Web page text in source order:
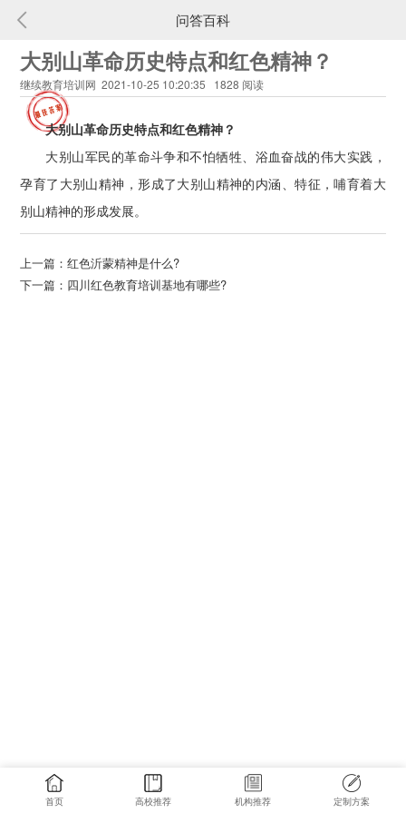
问答百科
大别山革命历史特点和红色精神？
继续教育培训网 2021-10-25 10:20:35 1828 阅读
大别山革命历史特点和红色精神？
大别山军民的革命斗争和不怕牺牲、浴血奋战的伟大实践，
孕育了大别山精神，形成了大别山精神的内涵、特征，哺育着大
别山精神的形成发展。
上一篇：红色沂蒙精神是什么?
下一篇： 四川红色教育培训基地有哪些?
首页 高校推荐 机构推荐 定制方案